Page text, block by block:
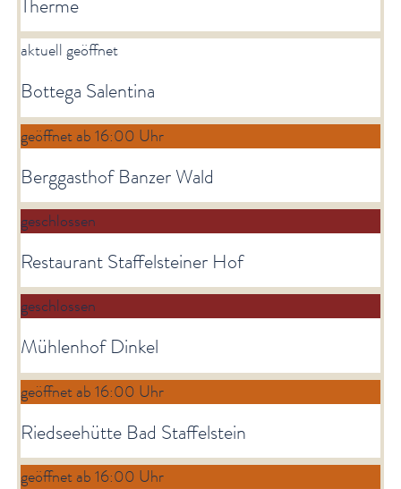
Therme
aktuell geöffnet
Bottega Salentina
geöffnet ab 16:00 Uhr
Berggasthof Banzer Wald
geschlossen
Restaurant Staffelsteiner Hof
geschlossen
Mühlenhof Dinkel
geöffnet ab 16:00 Uhr
Riedseehütte Bad Staffelstein
geöffnet ab 16:00 Uhr